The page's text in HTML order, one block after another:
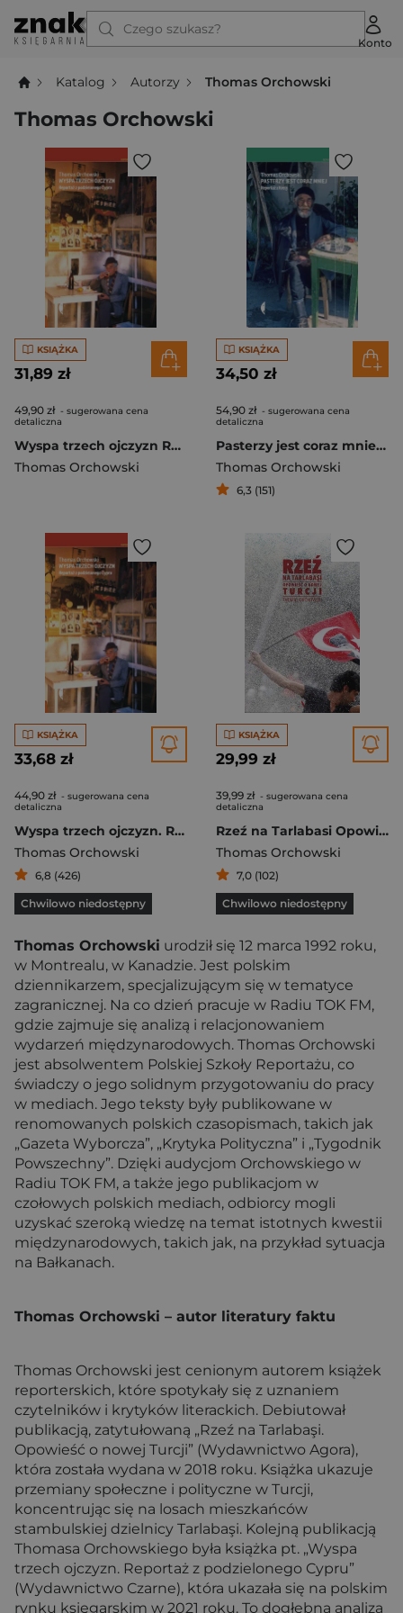
Czego szukasz?
Konto
Katalog Autorzy Thomas Orchowski
Thomas Orchowski
KSIĄŻKA
31,89 zł
49,90 zł - sugerowana cena
detaliczna
Wyspa trzech ojczyzn Reportaż z podzielonego Cypru
Thomas Orchowski
KSIĄŻKA
34,50 zł
54,90 zł - sugerowana cena
detaliczna
Pasterzy jest coraz mniej Reportaż z Krety
Thomas Orchowski
6,3 (151)
KSIĄŻKA
33,68 zł
44,90 zł - sugerowana cena
detaliczna
Wyspa trzech ojczyzn. Reportaż z podzielonego Cypru
Thomas Orchowski
6,8 (426)
Chwilowo niedostępny
KSIĄŻKA
29,99 zł
39,99 zł - sugerowana cena
detaliczna
Rzeź na Tarlabasi Opowieść o nowej Turcji
Thomas Orchowski
7,0 (102)
Chwilowo niedostępny
Thomas Orchowski urodził się 12 marca 1992 roku,
w Montrealu, w Kanadzie. Jest polskim
dziennikarzem, specjalizującym się w tematyce
zagranicznej. Na co dzień pracuje w Radiu TOK FM,
gdzie zajmuje się analizą i relacjonowaniem
wydarzeń międzynarodowych. Thomas Orchowski
jest absolwentem Polskiej Szkoły Reportażu, co
świadczy o jego solidnym przygotowaniu do pracy
w mediach. Jego teksty były publikowane w
renomowanych polskich czasopismach, takich jak
„Gazeta Wyborcza”, „Krytyka Polityczna” i „Tygodnik
Powszechny”. Dzięki audycjom Orchowskiego w
Radiu TOK FM, a także jego publikacjom w
czołowych polskich mediach, odbiorcy mogli
uzyskać szeroką wiedzę na temat istotnych kwestii
międzynarodowych, takich jak, na przykład sytuacja
na Bałkanach.
Thomas Orchowski – autor literatury faktu
Thomas Orchowski jest cenionym autorem książek
reporterskich, które spotykały się z uznaniem
czytelników i krytyków literackich. Debiutował
publikacją, zatytułowaną „Rzeź na Tarlabaşi.
Opowieść o nowej Turcji” (Wydawnictwo Agora),
która została wydana w 2018 roku. Książka ukazuje
przemiany społeczne i polityczne w Turcji,
koncentrując się na losach mieszkańców
stambulskiej dzielnicy Tarlabaşi. Kolejną publikacją
Thomasa Orchowskiego była książka pt. „Wyspa
trzech ojczyzn. Reportaż z podzielonego Cypru”
(Wydawnictwo Czarne), która ukazała się na polskim
rynku księgarskim w 2021 roku. To dogłębna analiza